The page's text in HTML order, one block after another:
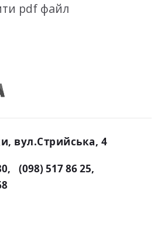
pdf файл
вул.Стрийська, 4
(098) 517 86 25